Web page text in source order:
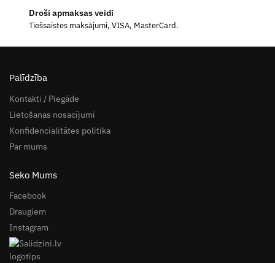
Droši apmaksas veidi
Tiešsaistes maksājumi, VISA, MasterCard.
Palīdzība
Kontakti / Piegāde
Lietošanas nosacījumi
Konfidencialitātes politika
Par mums
Seko Mums
Facebook
Draugiem
Instagram